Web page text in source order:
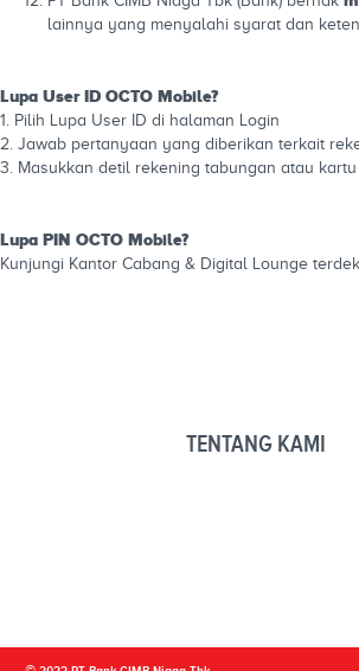
lainnya yang menyalahi syarat dan
Lupa User ID OCTO Mobile?
1. Pilih Lupa User ID di halaman Login
2. Jawab pertanyaan yang diberikan terkait
3. Masukkan detil rekening tabungan atau
Lupa PIN OCTO Mobile?
Kunjungi Kantor Cabang & Digital Lounge
TENTANG KAMI